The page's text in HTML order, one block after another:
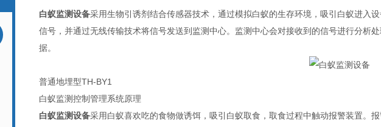
白蚁监测设备采用生物引诱剂结合传感器技术，通过模拟白蚁的生存环境，吸引白蚁进入
信号，并通过无线传输技术将信号发送到监测中心。监测中心会对接收到的信号进行分析
据。
普通地埋型TH-BY1
白蚁监测控制管理系统原理
白蚁监测设备采用白蚁喜欢吃的食物做诱饵，吸引白蚁取食，取食过程中触动报警装置。